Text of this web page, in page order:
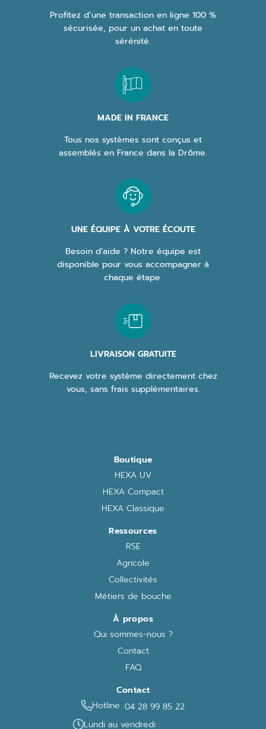
Profitez d’une transaction en ligne 100 %
sécurisée, pour un achat en toute
sérénité.
MADE IN FRANCE
Tous nos systèmes sont conçus et
assemblés en France dans la Drôme.
UNE ÉQUIPE À VOTRE ÉCOUTE
Besoin d’aide ? Notre équipe est
disponible pour vous accompagner à
chaque étape.
LIVRAISON GRATUITE
Recevez votre système directement chez
vous, sans frais supplémentaires.
Boutique
HEXA UV
HEXA Compact
HEXA Classique
Ressources
RSE
Agricole
Collectivités
Métiers de bouche
À propos
Qui sommes-nous ?
Contact
FAQ
Contact
Hotline :04 28 99 85 22
Lundi au vendredi :